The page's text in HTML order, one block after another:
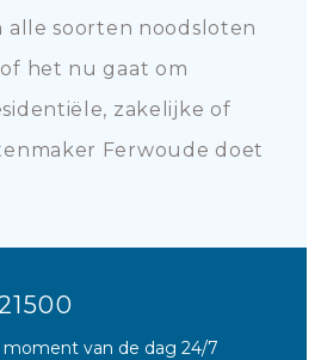
alle soorten noodsloten
het nu gaat om
zakelijke of
Ferwoude doet
moment van de dag 24/7